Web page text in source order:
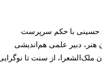
حسینی با حکم سرپرست
هنر، دبیر علمی هم‌اندیشی
ملک‌الشعرا، از سنت تا